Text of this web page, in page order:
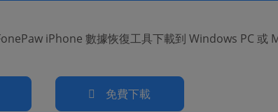
iPhone 數據恢復工具下載到 Windows PC 或
免費下載